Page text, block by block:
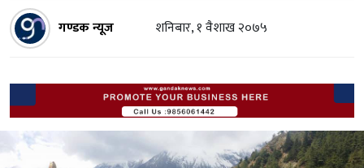
गण्डक न्यूज शनिबार, १ वैशाख २०७५